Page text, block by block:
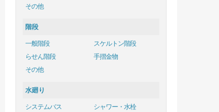
その他
階段
一般階段
スケルトン階段
らせん階段
手摺金物
その他
水廻り
システムバス
シャワー・水栓